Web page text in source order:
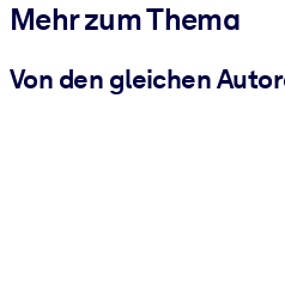
Mehr zum Thema
Von den gleichen